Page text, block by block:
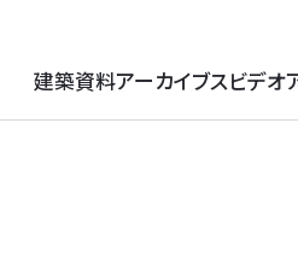
建築資料アーカイブスビデオ